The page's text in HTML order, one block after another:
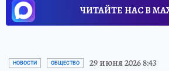
ЧИТАЙТЕ НАС В
НОВОСТИ ОБЩЕСТВО 29 июня 2026 8:43